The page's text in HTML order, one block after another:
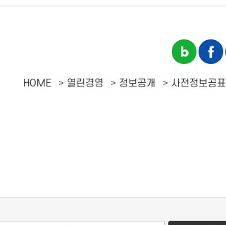
HOME 열린경영 정보공개 사전정보공표